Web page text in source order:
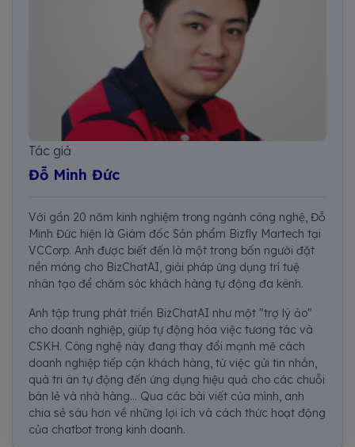
Tác giả
Đỗ Minh Đức
Với gần 20 năm kinh nghiệm trong ngành công nghệ, Đỗ
Minh Đức hiện là Giám đốc Sản phẩm Bizfly Martech tại
VCCorp. Anh được biết đến là một trong bốn người đặt
nền móng cho BizChatAI, giải pháp ứng dụng trí tuệ
nhân tạo để chăm sóc khách hàng tự động đa kênh.
Anh tập trung phát triển BizChatAI như một "trợ lý ảo"
cho doanh nghiệp, giúp tự động hóa việc tương tác và
CSKH. Công nghệ này đang thay đổi mạnh mẽ cách
doanh nghiệp tiếp cận khách hàng, từ việc gửi tin nhắn,
quà tri ân tự động đến ứng dụng hiệu quả cho các chuỗi
bán lẻ và nhà hàng... Qua các bài viết của mình, anh
chia sẻ sâu hơn về những lợi ích và cách thức hoạt động
của chatbot trong kinh doanh.